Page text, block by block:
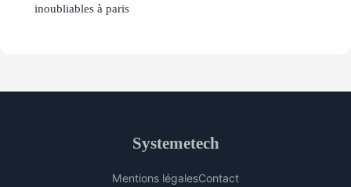
inoubliables à paris
Systemetech
Mentions légalesContact